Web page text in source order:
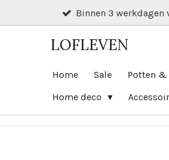
Binnen 3 werkdagen
LOFLEVEN
Home Sale Potten &
Home deco